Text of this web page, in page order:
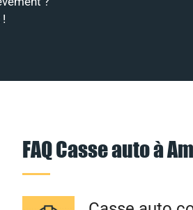
FAQ Casse auto à